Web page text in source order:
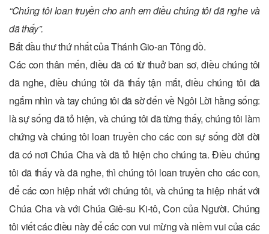
“Chúng tôi loan truyền cho anh em điều chúng tôi đã nghe và
đã thấy”.
Bắt đầu thư thứ nhất của Thánh Gio-an Tông đồ.
Các con thân mến, điều đã có từ thuở ban sơ, điều chúng tôi
đã nghe, điều chúng tôi đã thấy tận mắt, điều chúng tôi đã
ngắm nhìn và tay chúng tôi đã sờ đến về Ngôi Lời hằng sống:
là sự sống đã tỏ hiện, và chúng tôi đã từng thấy, chúng tôi làm
chứng và chúng tôi loan truyền cho các con sự sống đời đời
đã có nơi Chúa Cha và đã tỏ hiện cho chúng ta. Ðiều chúng
tôi đã thấy và đã nghe, thì chúng tôi loan truyền cho các con,
để các con hiệp nhất với chúng tôi, và chúng ta hiệp nhất với
Chúa Cha và với Chúa Giê-su Ki-tô, Con của Người. Chúng
tôi viết các điều này để các con vui mừng và niềm vui của các